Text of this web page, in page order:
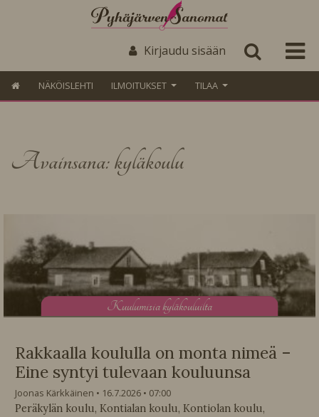
Kirjaudu sisään
NÄKÖISLEHTI ILMOITUKSET TILAA
Avainsana: kyläkoulu
Kuulumisia kyläkouluilta
Rakkaalla koululla on monta nimeä –
Eine syntyi tulevaan kouluunsa
Joonas Kärkkäinen 16.7.2026
07:00
Peräkylän koulu, Kontialan koulu, Kontiolan koulu,